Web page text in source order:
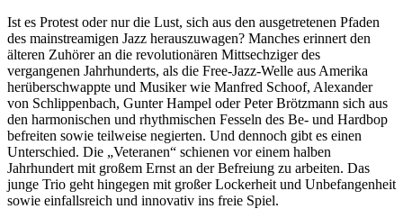
Ist es Protest oder nur die Lust, sich aus den ausgetretenen Pfaden
des mainstreamigen Jazz herauszuwagen? Manches erinnert den
älteren Zuhörer an die revolutionären Mittsechziger des
vergangenen Jahrhunderts, als die Free-Jazz-Welle aus Amerika
herüberschwappte und Musiker wie Manfred Schoof, Alexander
von Schlippenbach, Gunter Hampel oder Peter Brötzmann sich aus
den harmonischen und rhythmischen Fesseln des Be- und Hardbop
befreiten sowie teilweise negierten. Und dennoch gibt es einen
Unterschied. Die „Veteranen“ schienen vor einem halben
Jahrhundert mit großem Ernst an der Befreiung zu arbeiten. Das
junge Trio geht hingegen mit großer Lockerheit und Unbefangenheit
sowie einfallsreich und innovativ ins freie Spiel.